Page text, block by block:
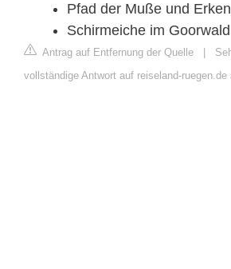
Pfad der Muße und
Schirmeiche im
Antrag auf Entfernung der Quelle
vollständige Antwort auf reiseland-ruegen.de